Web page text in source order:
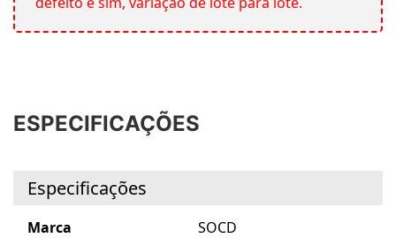
ESPECIFICAÇÕES
Especificações
Marca SOCD